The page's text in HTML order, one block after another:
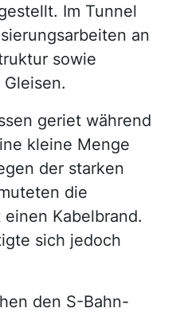
Im Tunnel
an
sowie
geriet während
kleine Menge
der starken
die
Kabelbrand.
sich jedoch
den S-Bahn-